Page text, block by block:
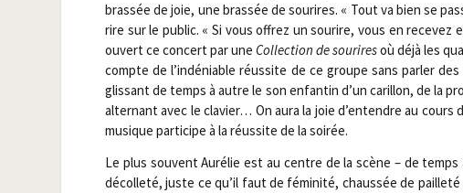
bras­sée de joie, une bras­sée de sou­rires. « Tout va bien se
rire sur le public. « Si vous offrez un sou­rire, vous en
ouvert ce concert par uneCol­lec­tion de sou­riresoù déjà les
compte de l’indéniable réus­site de ce groupe sans par­ler
glis­sant de temps à autre le son enfan­tin d’un carillon, de la
alter­nant avec le cla­vier… On aura la joie d’entendre au
musique par­ti­cipe à la réus­site de la soirée.
Le plus sou­vent Auré­lie est au centre de la scène – de
décol­le­té, juste ce qu’il faut de fémi­ni­té, chaus­sée de